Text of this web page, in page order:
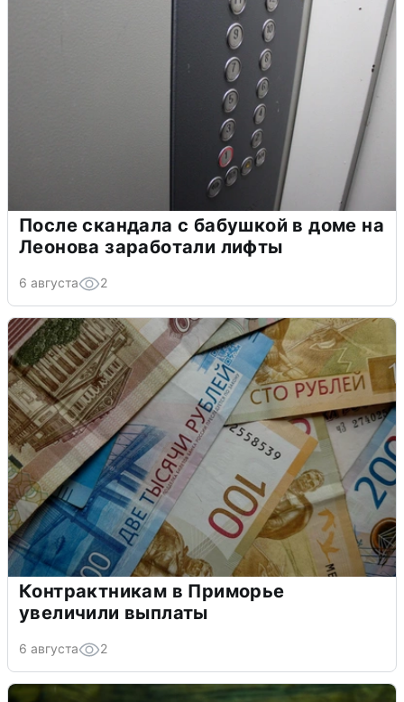
После скандала с бабушкой в доме на
Леонова заработали лифты
6 августа 2
Контрактникам в Приморье
увеличили выплаты
6 августа 2